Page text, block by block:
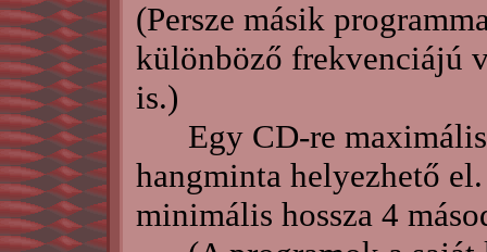
(Persze másik
különböző frekvenciájú
is.)
Egy CD-re
hangminta helyezhető
minimális hossza 4